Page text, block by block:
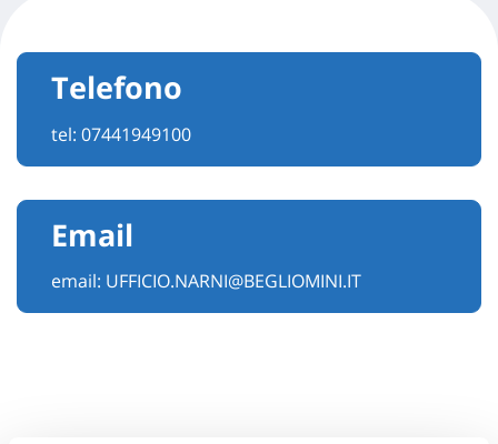
Telefono
tel: 07441949100
Email
email: UFFICIO.NARNI@BEGLIOMINI.IT